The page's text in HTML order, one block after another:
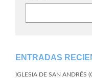
ENTRADAS
IGLESIA DE SAN ANDRÉS